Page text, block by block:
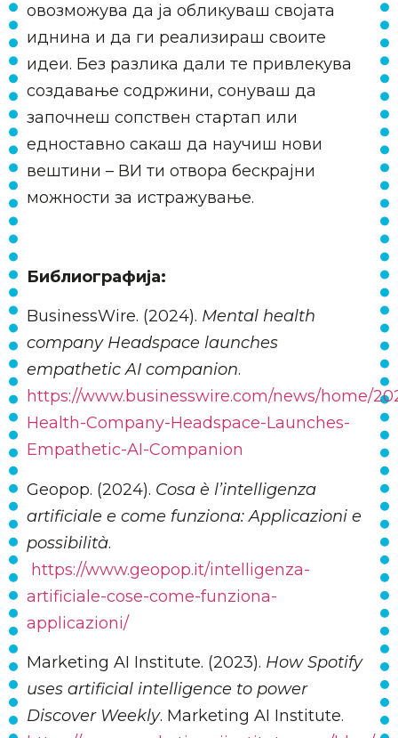
овозможува да ја обликуваш својата
иднина и да ги реализираш своите
идеи. Без разлика дали те привлекува
создавање содржини, сонуваш да
започнеш сопствен стартап или
едноставно сакаш да научиш нови
вештини – ВИ ти отвора бескрајни
можности за истражување.
Библиографија:
BusinessWire. (2024). Mental health
company Headspace launches
empathetic AI companion.
https://www.businesswire.com/news/home/
Health-Company-Headspace-Launches-
Empathetic-AI-Companion
Geopop. (2024). Cosa è l’intelligenza
artificiale e come funziona: Applicazioni e
possibilità.
https://www.geopop.it/intelligenza-
artificiale-cose-come-funziona-
applicazioni/
Marketing AI Institute. (2023). How Spotify
uses artificial intelligence to power
Discover Weekly. Marketing AI Institute.